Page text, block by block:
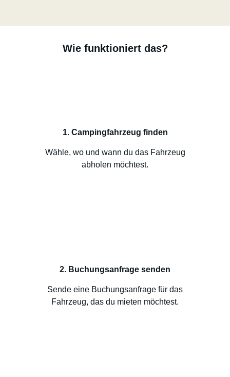
Wie funktioniert das?
1. Campingfahrzeug finden
Wähle, wo und wann du das Fahrzeug
abholen möchtest.
2. Buchungsanfrage senden
Sende eine Buchungsanfrage für das
Fahrzeug, das du mieten möchtest.